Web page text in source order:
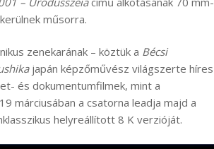
műsorra.
zenekarának – köztük a Bécsi
japán képzőművész világszerte híres
és dokumentumfilmek, mint a
márciusában a csatorna leadja majd a
helyreállított 8 K verzióját.